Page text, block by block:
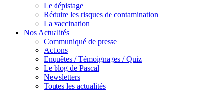
Le dépistage
Réduire les risques de contamination
La vaccination
Nos Actualités
Communiqué de presse
Actions
Enquêtes / Témoignages / Quiz
Le blog de Pascal
Newsletters
Toutes les actualités